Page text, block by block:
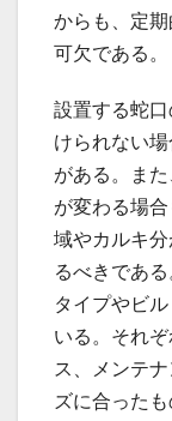
からも、定
可欠である。
設置する蛇
けられない
がある。ま
が変わる場
域やカルキ
るべきであ
タイプやビ
いる。それ
ス、メンテ
ズに合った